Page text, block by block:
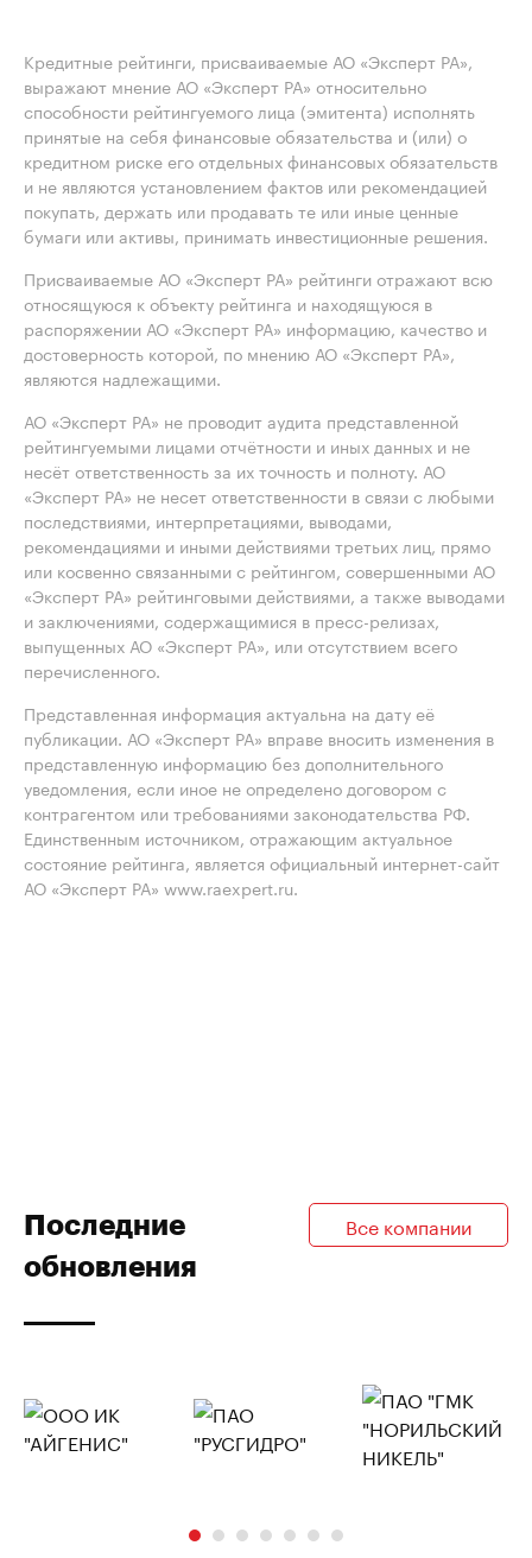
Кредитные рейтинги, присваиваемые АО «Эксперт РА»,
выражают мнение АО «Эксперт РА» относительно
способности рейтингуемого лица (эмитента) исполнять
принятые на себя финансовые обязательства и (или) о
кредитном риске его отдельных финансовых обязательств
и не являются установлением фактов или рекомендацией
покупать, держать или продавать те или иные ценные
бумаги или активы, принимать инвестиционные решения.
Присваиваемые АО «Эксперт РА» рейтинги отражают всю
относящуюся к объекту рейтинга и находящуюся в
распоряжении АО «Эксперт РА» информацию, качество и
достоверность которой, по мнению АО «Эксперт РА»,
являются надлежащими.
АО «Эксперт РА» не проводит аудита представленной
рейтингуемыми лицами отчётности и иных данных и не
несёт ответственность за их точность и полноту. АО
«Эксперт РА» не несет ответственности в связи с любыми
последствиями, интерпретациями, выводами,
рекомендациями и иными действиями третьих лиц, прямо
или косвенно связанными с рейтингом, совершенными АО
«Эксперт РА» рейтинговыми действиями, а также выводами
и заключениями, содержащимися в пресс-релизах,
выпущенных АО «Эксперт РА», или отсутствием всего
перечисленного.
Представленная информация актуальна на дату её
публикации. АО «Эксперт РА» вправе вносить изменения в
представленную информацию без дополнительного
уведомления, если иное не определено договором с
контрагентом или требованиями законодательства РФ.
Единственным источником, отражающим актуальное
состояние рейтинга, является официальный интернет-сайт
АО «Эксперт РА» www.raexpert.ru.
Последние
обновления
Все компании